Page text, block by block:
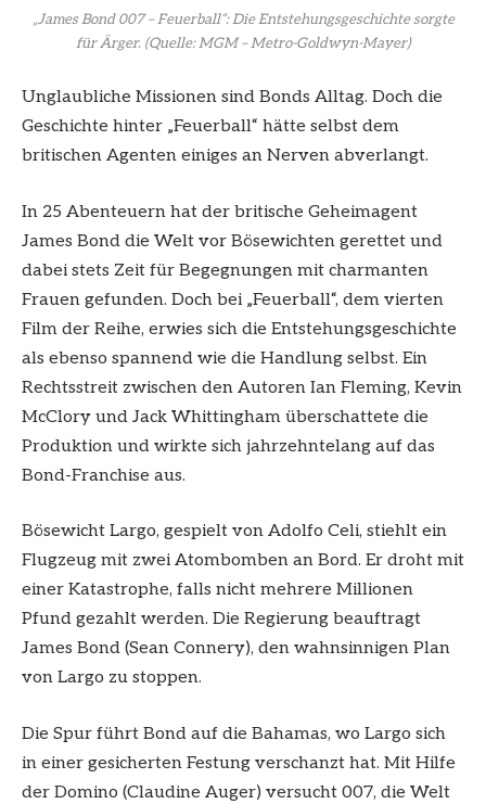
„James Bond 007 – Feuerball“: Die Entstehungsgeschichte sorgte
für Ärger.(Quelle: MGM – Metro-Goldwyn-Mayer)
Unglaubliche Missionen sind Bonds Alltag. Doch die
Geschichte hinter „Feuerball“ hätte selbst dem
britischen Agenten einiges an Nerven abverlangt.
In 25 Abenteuern hat der britische Geheimagent
James Bond die Welt vor Bösewichten gerettet und
dabei stets Zeit für Begegnungen mit charmanten
Frauen gefunden. Doch bei „Feuerball“, dem vierten
Film der Reihe, erwies sich die Entstehungsgeschichte
als ebenso spannend wie die Handlung selbst. Ein
Rechtsstreit zwischen den Autoren Ian Fleming, Kevin
McClory und Jack Whittingham überschattete die
Produktion und wirkte sich jahrzehntelang auf das
Bond-Franchise aus.
Bösewicht Largo, gespielt von Adolfo Celi, stiehlt ein
Flugzeug mit zwei Atombomben an Bord. Er droht mit
einer Katastrophe, falls nicht mehrere Millionen
Pfund gezahlt werden. Die Regierung beauftragt
James Bond (Sean Connery), den wahnsinnigen Plan
von Largo zu stoppen.
Die Spur führt Bond auf die Bahamas, wo Largo sich
in einer gesicherten Festung verschanzt hat. Mit Hilfe
der Domino (Claudine Auger) versucht 007, die Welt